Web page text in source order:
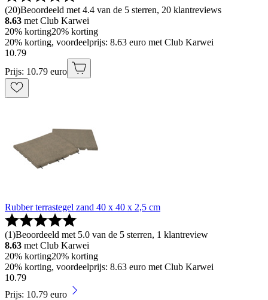
(20)Beoordeeld met 4.4 van de 5 sterren, 20 klantreviews
8.63 met Club Karwei
20% korting20% korting
20% korting, voordeelprijs: 8.63 euro met Club Karwei
10.79
Prijs: 10.79 euro
Rubber terrastegel zand 40 x 40 x 2,5 cm
(1)Beoordeeld met 5.0 van de 5 sterren, 1 klantreview
8.63 met Club Karwei
20% korting20% korting
20% korting, voordeelprijs: 8.63 euro met Club Karwei
10.79
Prijs: 10.79 euro